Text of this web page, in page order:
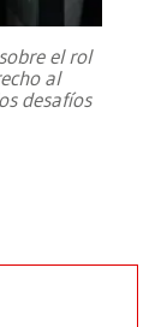
el rol
al
desafíos